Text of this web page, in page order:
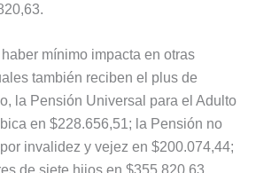
mínimo impacta en otras
también reciben el plus de
la Pensión Universal para el Adulto
en $228.656,51; la Pensión no
invalidez y vejez en $200.074,44;